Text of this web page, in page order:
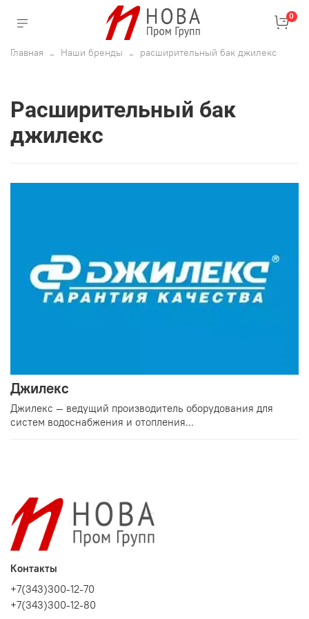
0
Главная Наши бренды расширительный бак джилекс
расширительный бак
джилекс
Джилекс
Джилекс — ведущий производитель оборудования для
систем водоснабжения и отопления...
Контакты
+7(343)300-12-70
+7(343)300-12-80